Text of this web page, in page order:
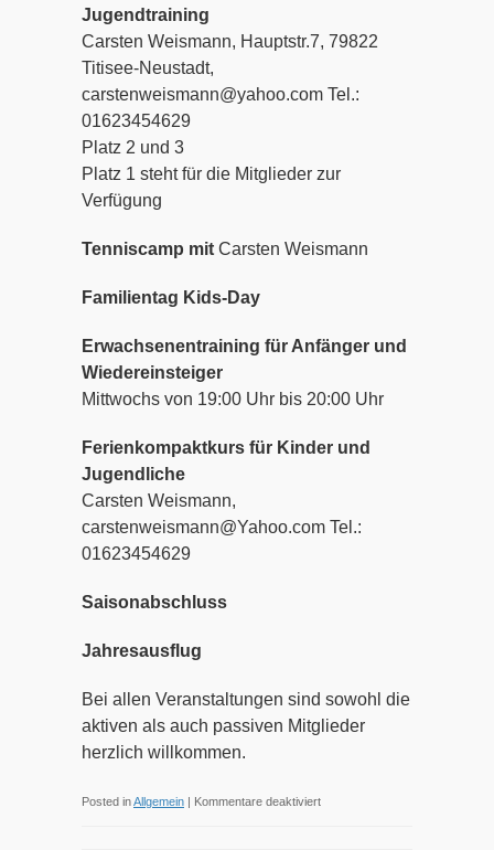
Jugendtraining
Carsten Weismann, Hauptstr.7, 79822
Titisee-Neustadt,
carstenweismann@yahoo.com Tel.:
01623454629
Platz 2 und 3
Platz 1 steht für die Mitglieder zur
Verfügung
Tenniscamp mit Carsten Weismann
Familientag Kids-Day
Erwachsenentraining für Anfänger und
Wiedereinsteiger
Mittwochs von 19:00 Uhr bis 20:00 Uhr
Ferienkompaktkurs für Kinder und
Jugendliche
Carsten Weismann,
carstenweismann@Yahoo.com Tel.:
01623454629
Saisonabschluss
Jahresausflug
Bei allen Veranstaltungen sind sowohl die
aktiven als auch passiven Mitglieder
herzlich willkommen.
Posted inAllgemein | Kommentare deaktiviertfür